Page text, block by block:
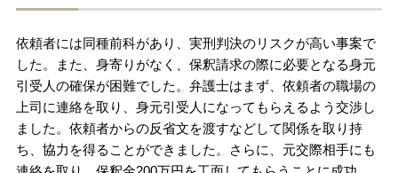
依頼者には同種前科があり、実刑判決のリスクが高い事案で
した。また、身寄りがなく、保釈請求の際に必要となる身元
引受人の確保が困難でした。弁護士はまず、依頼者の職場の
上司に連絡を取り、身元引受人になってもらえるよう交渉し
ました。依頼者からの反省文を渡すなどして関係を取り持
ち、協力を得ることができました。さらに、元交際相手にも